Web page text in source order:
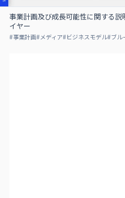
事業計画及び成⻑可能性に関する説
イヤー
#事業計画#メディア#ビジネスモデル#ブル